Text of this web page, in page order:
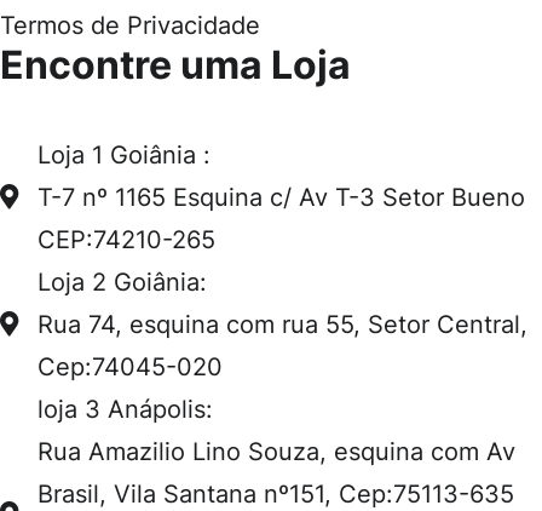
Termos de Privacidade
Encontre uma Loja
Loja 1 Goiânia :
T-7 nº 1165 Esquina c/ Av T-3 Setor Bueno
CEP:74210-265
Loja 2 Goiânia:
Rua 74, esquina com rua 55, Setor Central,
Cep:74045-020
loja 3 Anápolis:
Rua Amazilio Lino Souza, esquina com Av
Brasil, Vila Santana nº151, Cep:75113-635